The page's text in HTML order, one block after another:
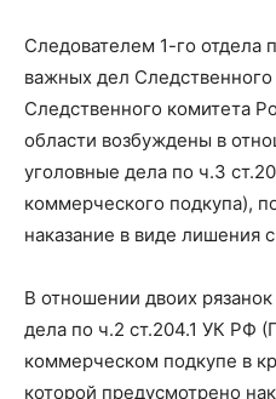
Следователем 1-го отдела
важных дел Следственного
Следственного комитета
области возбуждены в
уголовные дела по ч.3
коммерческого подкупа),
наказание в виде лишения
В отношении двоих
дела по ч.2 ст.204.1 УК РФ
коммерческом подкупе в
которой предусмотрено